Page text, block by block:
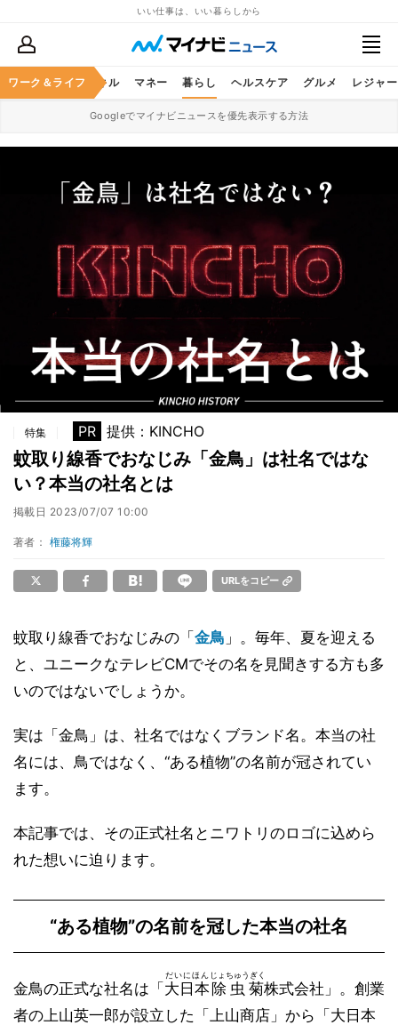
いい仕事は、いい暮らしから
ワーク＆ライフ
ア ビジネススキル マネー 暮らし ヘルスケア グルメ レジャー
Googleでマイナビニュースを優先表示する方法
特集 PR 提供：KINCHO
蚊取り線香でおなじみ「金鳥」は社名ではな
い？本当の社名とは
掲載日 2023/07/07 10:00
著者： 権藤将輝
URLをコピー
蚊取り線香でおなじみの「金鳥 」。毎年、夏を迎える
と、ユニークなテレビCMでその名を見聞きする方も多
いのではないでしょうか。
実は「金鳥」は、社名ではなくブランド名。本当の社
名には、鳥ではなく、“ある植物”の名前が冠されてい
ます。
本記事では、その正式社名とニワトリのロゴに込めら
れた想いに迫ります。
“ある植物”の名前を冠した本当の社名
金鳥の正式な社名は「大日本
だいにほん
除虫菊
じょちゅうぎく
株式会社」。創業
者の上山英一郎が設立した「上山商店」から「大日本